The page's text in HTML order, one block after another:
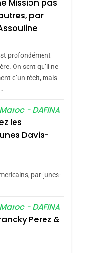
Amandes
Le Miel
Azilal
Produits
–
De Loya
Je
Mission pas
par
profondément
On sent qu’il ne
d’un récit, mais
- DAFINA
les
Davis-
par-junes-
- DAFINA
Perez &